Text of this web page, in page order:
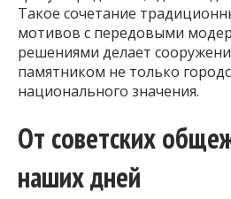
Такое сочетание
мотивов с передовыми
решениями делает
памятником не только
национального значения.
От советских
наших дней